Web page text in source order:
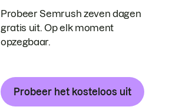
Probeer Semrush zeven dagen
gratis uit. Op elk moment
opzegbaar.
Probeer het kosteloos uit